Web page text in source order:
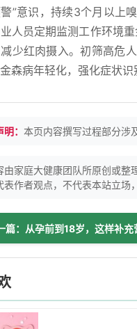
”意识，持续3个月以上
人员定期监测工作环境
少红肉摄入。初筛高危
森病年轻化，强化症状
： 本页内容撰写过程部分涉
由家庭大健康团队所原创或整
表作者观点，不代表本站立场